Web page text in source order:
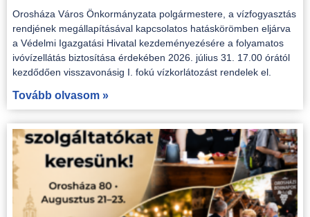
Orosháza Város Önkormányzata polgármestere, a vízfogyasztás
rendjének megállapításával kapcsolatos hatáskörömben eljárva
a Védelmi Igazgatási Hivatal kezdeményezésére a folyamatos
ivóvízellátás biztosítása érdekében 2026. július 31. 17.00 órától
kezdődően visszavonásig I. fokú vízkorlátozást rendelek el.
Tovább olvasom »